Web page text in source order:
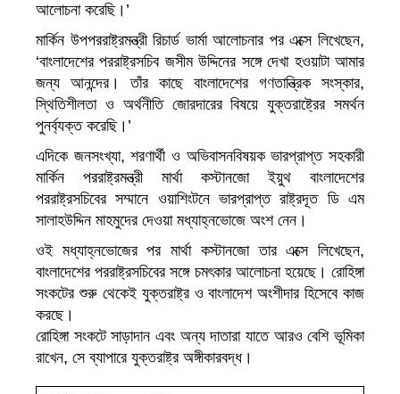
আলোচনা করেছি।’
মার্কিন উপপররাষ্ট্রমন্ত্রী রিচার্ড ভার্মা আলোচনার পর এক্সে লিখেছেন,
‘বাংলাদেশের পররাষ্ট্রসচিব জসীম উদ্দিনের সঙ্গে দেখা হওয়াটা আমার
জন্য আনন্দের। তাঁর কাছে বাংলাদেশের গণতান্ত্রিক সংস্কার,
স্থিতিশীলতা ও অর্থনীতি জোরদারের বিষয়ে যুক্তরাষ্ট্রের সমর্থন
পুনর্ব্যক্ত করেছি।’
এদিকে জনসংখ্যা, শরণার্থী ও অভিবাসনবিষয়ক ভারপ্রাপ্ত সহকারী
মার্কিন পররাষ্ট্রমন্ত্রী মার্থা কস্টানজো ইয়ুথ বাংলাদেশের
পররাষ্ট্রসচিবের সম্মানে ওয়াশিংটনে ভারপ্রাপ্ত রাষ্ট্রদূত ডি এম
সালাহউদ্দিন মাহমুদের দেওয়া মধ্যাহ্নভোজে অংশ নেন।
ওই মধ্যাহ্নভোজের পর মার্থা কস্টানজো তার এক্সে লিখেছেন,
বাংলাদেশের পররাষ্ট্রসচিবের সঙ্গে চমৎকার আলোচনা হয়েছে। রোহিঙ্গা
সংকটের শুরু থেকেই যুক্তরাষ্ট্র ও বাংলাদেশ অংশীদার হিসেবে কাজ
করছে।
রোহিঙ্গা সংকটে সাড়াদান এবং অন্য দাতারা যাতে আরও বেশি ভূমিকা
রাখেন, সে ব্যাপারে যুক্তরাষ্ট্র অঙ্গীকারবদ্ধ।